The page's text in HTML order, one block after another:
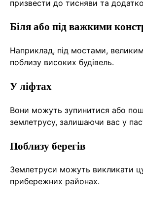
призвести до тисняви та
Біля або під важкими
Наприклад, під мостами,
поблизу високих будівель.
У ліфтах
Вони можуть зупинитися або
землетрусу, залишаючи вас у
Поблизу берегів
Землетруси можуть викликати
прибережних районах.